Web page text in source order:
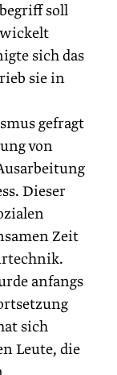
soll
sich das
sie in
gefragt
von
Dieser
Zeit
anfangs
sich
Leute, die